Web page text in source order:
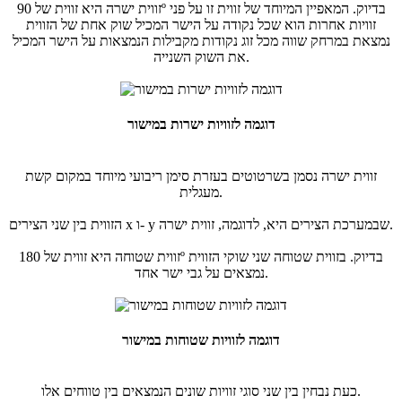
זווית ישרה היא זווית של 90º בדיוק. המאפיין המיוחד של זווית זו על פני
זוויות אחרות הוא שכל נקודה על הישר המכיל שוק אחת של הזווית
נמצאת במרחק שווה מכל זוג נקודות מקבילות הנמצאות על הישר המכיל
את השוק השנייה.
דוגמה לזוויות ישרות במישור
זווית ישרה נסמן בשרטוטים בעזרת סימן ריבועי מיוחד במקום קשת
מעגלית.
הזווית בין שני הצירים x ו- y שבמערכת הצירים היא, לדוגמה, זווית ישרה.
זווית שטוחה היא זווית של 180º בדיוק. בזווית שטוחה שני שוקי הזווית
נמצאים על גבי ישר אחד.
דוגמה לזוויות שטוחות במישור
כעת נבחין בין שני סוגי זוויות שונים הנמצאים בין טווחים אלו.